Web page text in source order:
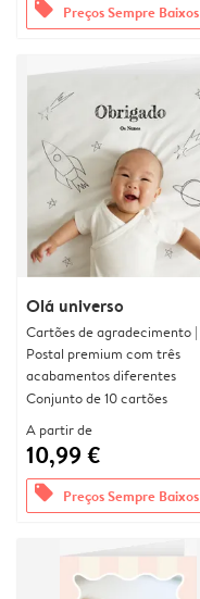
offers Preços Sempre Baixos
Olá universo
Cartões de agradecimento |
Postal premium com três
acabamentos diferentes
Conjunto de 10 cartões
A partir de
10,99 €
offers Preços Sempre Baixos